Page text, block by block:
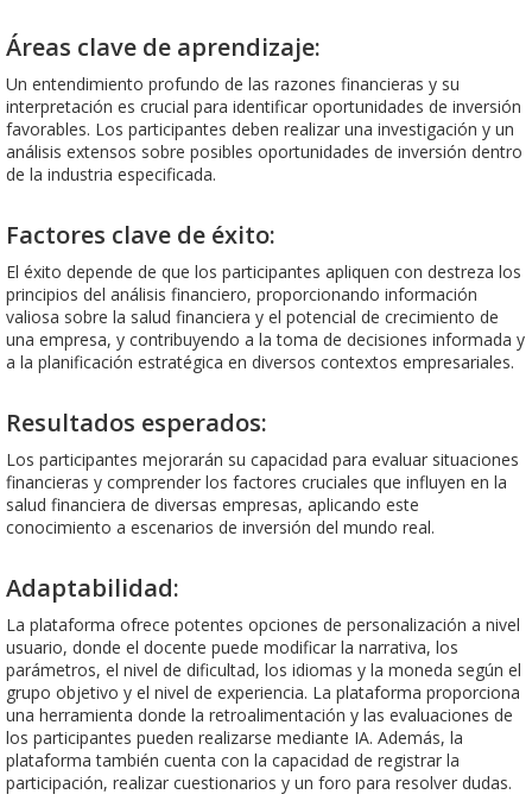
Áreas clave de aprendizaje:
Un entendimiento profundo de las razones financieras y su
interpretación es crucial para identificar oportunidades de inversión
favorables. Los participantes deben realizar una investigación y un
análisis extensos sobre posibles oportunidades de inversión dentro
de la industria especificada.
Factores clave de éxito:
El éxito depende de que los participantes apliquen con destreza los
principios del análisis financiero, proporcionando información
valiosa sobre la salud financiera y el potencial de crecimiento de
una empresa, y contribuyendo a la toma de decisiones informada y
a la planificación estratégica en diversos contextos empresariales.
Resultados esperados:
Los participantes mejorarán su capacidad para evaluar situaciones
financieras y comprender los factores cruciales que influyen en la
salud financiera de diversas empresas, aplicando este
conocimiento a escenarios de inversión del mundo real.
Adaptabilidad:
La plataforma ofrece potentes opciones de personalización a nivel
usuario, donde el docente puede modificar la narrativa, los
parámetros, el nivel de dificultad, los idiomas y la moneda según el
grupo objetivo y el nivel de experiencia. La plataforma proporciona
una herramienta donde la retroalimentación y las evaluaciones de
los participantes pueden realizarse mediante IA. Además, la
plataforma también cuenta con la capacidad de registrar la
participación, realizar cuestionarios y un foro para resolver dudas.